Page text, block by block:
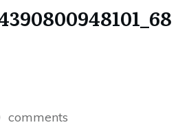
comments